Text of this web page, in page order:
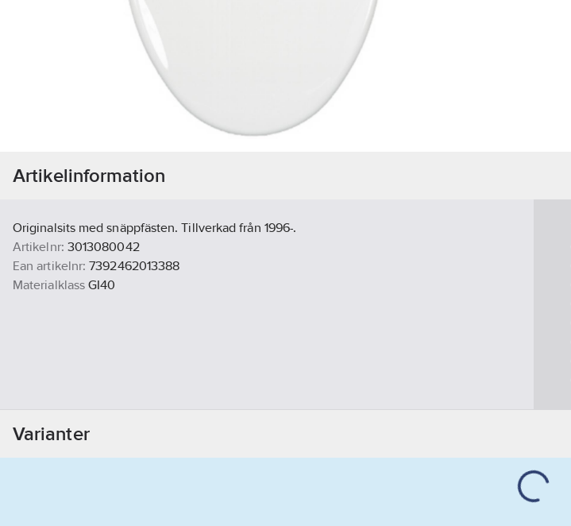
Artikelinformation
Originalsits med snäppfästen. Tillverkad från 1996-.
Artikelnr: 3013080042
Ean artikelnr: 7392462013388
Materialklass GI40
Varianter